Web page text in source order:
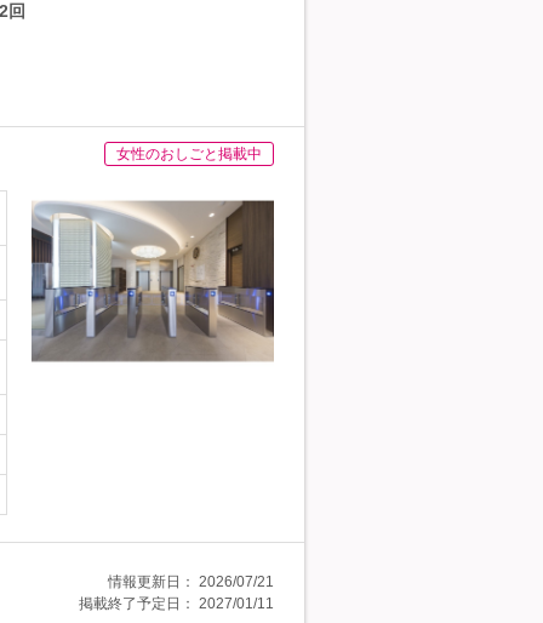
回
女性のおしごと掲載中
情報更新日： 2026/07/21
掲載終了予定日： 2027/01/11